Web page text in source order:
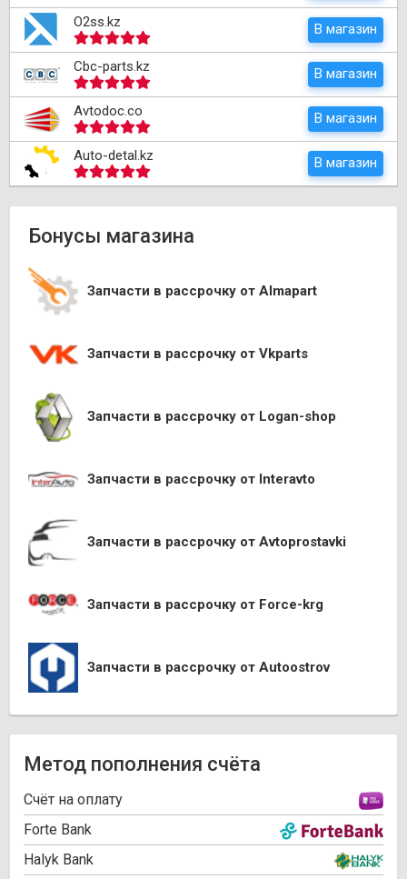
O2ss.kz В магазин
Cbc-parts.kz В магазин
Avtodoc.co В магазин
Auto-detal.kz В магазин
Бонусы магазина
Запчасти в рассрочку от Almapart
Запчасти в рассрочку от Vkparts
Запчасти в рассрочку от Logan-shop
Запчасти в рассрочку от Interavto
Запчасти в рассрочку от Avtoprostavki
Запчасти в рассрочку от Force-krg
Запчасти в рассрочку от Autoostrov
Метод пополнения счёта
Cчёт на оплату
Forte Bank
Halyk Bank